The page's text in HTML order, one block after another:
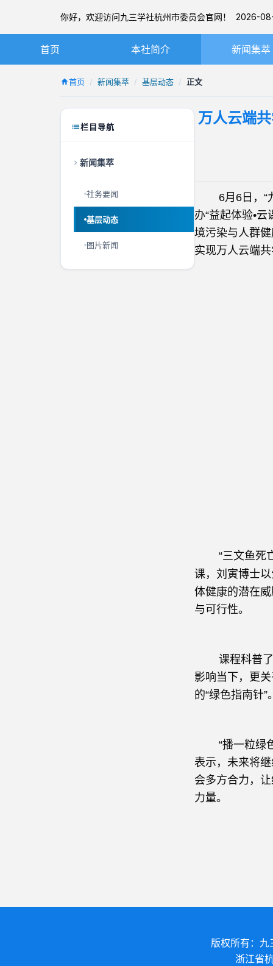
你好，欢迎访问九三学社杭州市委员会官网！ 2026-
首页 本社简介
九三学社简介
新闻集萃
图片新闻
首页 新闻集萃 基层动态 正文
栏目导航
新闻集萃
社务要闻
基层动态
图片新闻
万人云端
6月6日，“九
办“益起体验•
境污染与人群
实现万人云端
“三文鱼死
课，刘寅博士
体健康的潜在
与可行性。
课程科普了生
影响当下，更
的“绿色指南针”
“播一粒绿色
表示，未来将
会多方合力，
力量。
版权所有：九
浙江省